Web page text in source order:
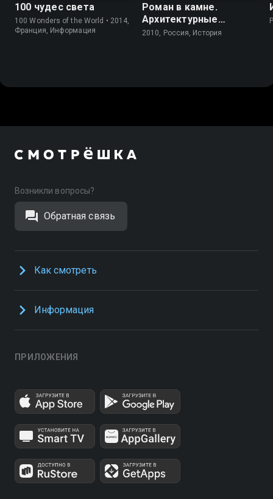
100 чудес света
100 Wonders of the World • 2014,
Франция, Информация
Роман в камне.
Архитектурные
шедевры мира
2010, Россия, История
Возникли вопросы?
Обратная связь
Как смотреть
Информация
ПРИЛОЖЕНИЯ